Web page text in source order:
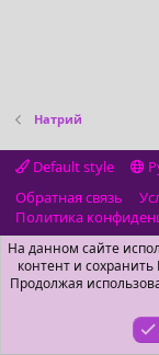
Натрий
Default style
Обратная связь
Политика
На данном сайте
контент и
Продолжая